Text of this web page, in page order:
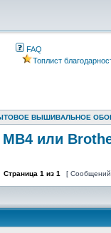
FAQ
Топлист
ВЫШИВАЛЬНОЕ
или
Страница 1 из 1 [